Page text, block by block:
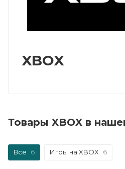
XBOX
Товары XBOX в
Все 6 Игры на XBOX 6